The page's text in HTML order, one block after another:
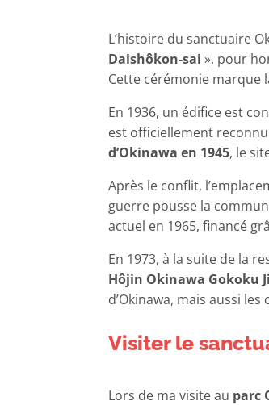
L’histoire du sanctuaire
Daishôkon-sai », pour
Cette cérémonie marque
En 1936, un édifice est
est officiellement
d’Okinawa en 1945, le
Après le conflit,
guerre pousse la
actuel en 1965, financé
En 1973, à la suite de la
Hôjin Okinawa Gokoku
d’Okinawa, mais aussi
Visiter le
Lors de ma visite au parc